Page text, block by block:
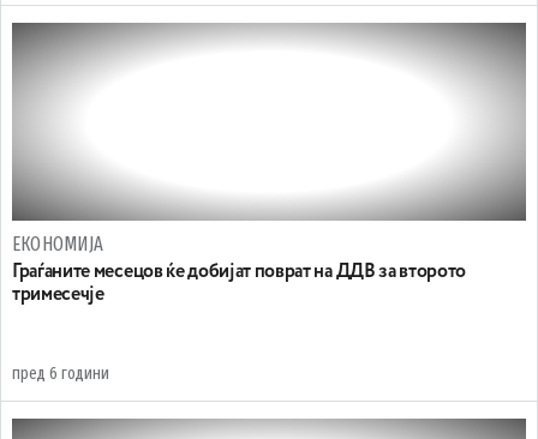
ЕКОНОМИЈА
Граѓаните месецов ќе добијат поврат на ДДВ за второто
тримесечје
пред 6 години